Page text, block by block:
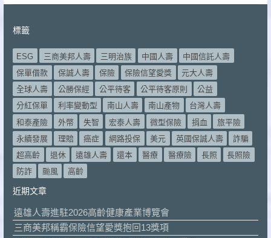
標籤
ESG 三商美邦人壽 三明治族 中國人壽
中國信託人壽
保單借款
保誠人壽 保險 保險信望愛獎
元大人壽
全球人壽
公勝保經 公平待客 公平待客原則
公益
分紅保單
利率變動型 南山人壽 南山產物
台灣人壽
和泰產險
外幣 失智 宏泰人壽 微型保險 捐血
旅平險
永續發展
理賠 癌症 網路投保 美元 英國保誠人壽
詐騙
超高齡
退休 遠雄人壽 還本 醫療 醫療險 長照
長照險
防詐
颱風 高齡
近期文章
遠雄人壽進駐2026高齡健康產業博覽會
三商美邦稱霸保險信望愛獎抱回13獎項